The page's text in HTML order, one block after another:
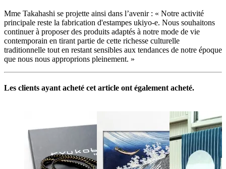
Mme Takahashi se projette ainsi dans l’avenir : « Notre activité
principale reste la fabrication d'estampes ukiyo-e. Nous souhaitons
continuer à proposer des produits adaptés à notre mode de vie
contemporain en tirant partie de cette richesse culturelle
traditionnelle tout en restant sensibles aux tendances de notre époque
que nous nous approprions pleinement. »
Les clients ayant acheté cet article ont également acheté.